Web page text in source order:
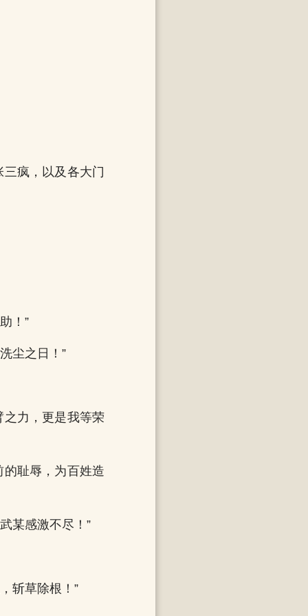
疯，以及各大门
！”
尘之日！”
之力，更是我等荣
耻辱，为百姓造
某感激不尽！”
斩草除根！”